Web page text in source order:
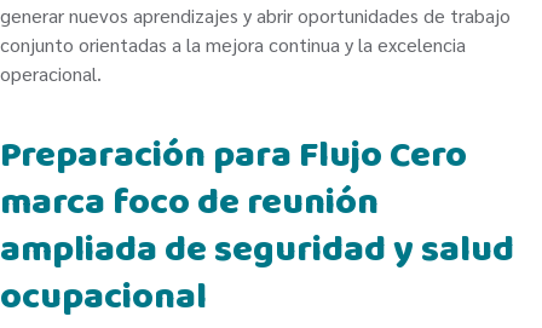
generar nuevos aprendizajes y abrir oportunidades de trabajo
conjunto orientadas a la mejora continua y la excelencia
operacional.
Preparación para Flujo Cero
marca foco de reunión
ampliada de seguridad y salud
ocupacional